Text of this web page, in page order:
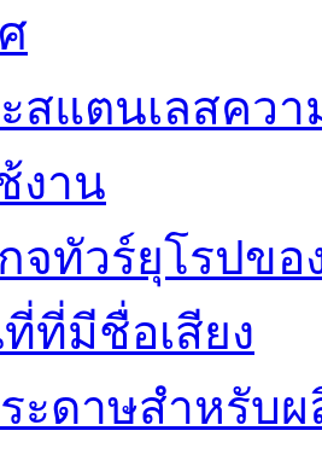
สแตนเลสคว
งาน
จทัวร์ยุโรปขอ
ที่มีชื่อเสียง
ะดาษสำหรับ